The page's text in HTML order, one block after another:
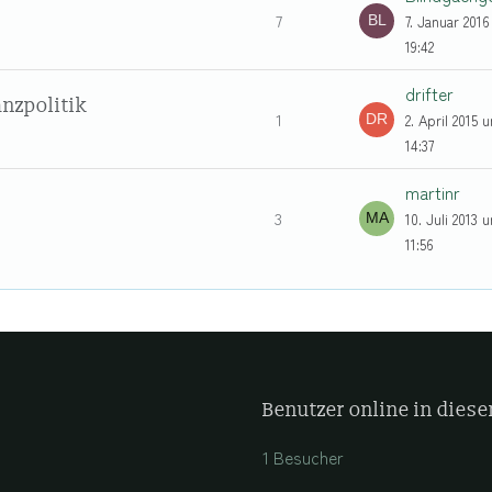
7
7. Januar
19:42
1
drifter
2. April 2015
14:37
3
martinr
10. Juli 2013
11:56
Benutzer online in
1 Besucher